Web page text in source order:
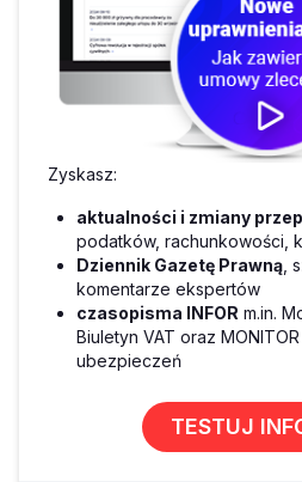
Zyskasz:
aktualności i zmiany
podatków, rachunkowości,
Dziennik Gazetę Prawną ,
komentarze ekspertów
czasopisma INFOR m.in.
Biuletyn VAT oraz
ubezpieczeń
TESTUJ